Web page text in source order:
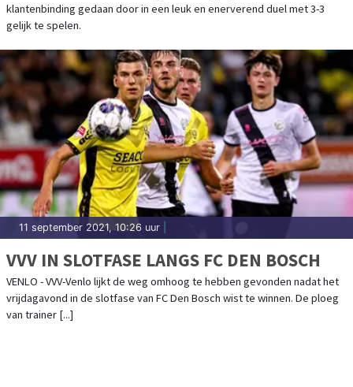
klantenbinding gedaan door in een leuk en enerverend duel met 3-3
gelijk te spelen.
11 september 2021, 10:26 uur
VVV IN SLOTFASE LANGS FC DEN BOSCH
VENLO - VVV-Venlo lijkt de weg omhoog te hebben gevonden nadat het
vrijdagavond in de slotfase van FC Den Bosch wist te winnen. De ploeg
van trainer [...]